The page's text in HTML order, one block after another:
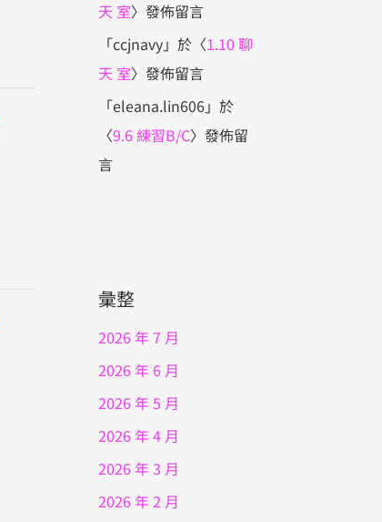
天 室〉發佈留言
「ccjnavy」於〈1.10 聊
天 室〉發佈留言
「eleana.lin606」於
〈9.6 練習B/C〉發佈留
言
彙整
2026 年 7 月
2026 年 6 月
2026 年 5 月
2026 年 4 月
2026 年 3 月
2026 年 2 月